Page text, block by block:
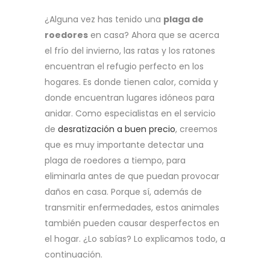
¿Alguna vez has tenido una plaga de
roedores en casa? Ahora que se acerca
el frío del invierno, las ratas y los ratones
encuentran el refugio perfecto en los
hogares. Es donde tienen calor, comida y
donde encuentran lugares idóneos para
anidar. Como especialistas en el servicio
de desratización a buen precio, creemos
que es muy importante detectar una
plaga de roedores a tiempo, para
eliminarla antes de que puedan provocar
daños en casa. Porque sí, además de
transmitir enfermedades, estos animales
también pueden causar desperfectos en
el hogar. ¿Lo sabías? Lo explicamos todo, a
continuación.